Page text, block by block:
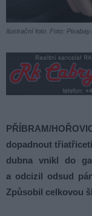
Ilustrační foto. Foto:
PŘÍBRAM/
dopadnout
dubna vnikl do
a odcizil odsud
Způsobil celkovou